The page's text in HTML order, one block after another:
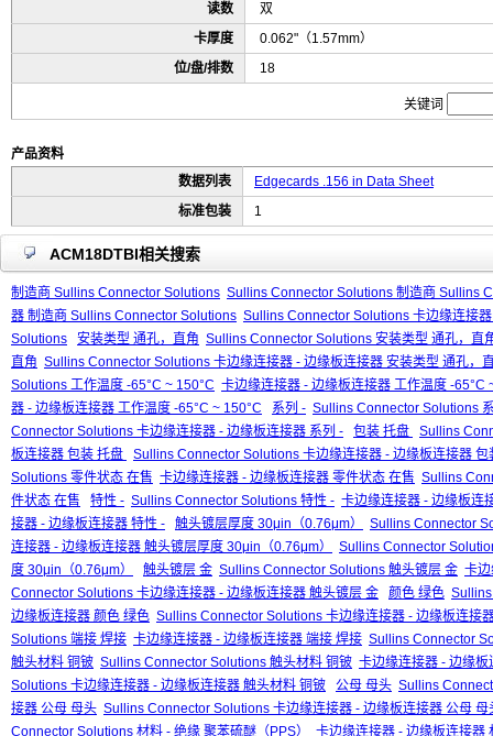
读数
双
卡厚度
0.062"（1.57mm）
位/盘/排数
18
关键词
产品资料
数据列表
Edgecards .156 in Data Sheet
标准包装
1
ACM18DTBI相关搜索
制造商 Sullins Connector Solutions Sullins Connector Solutions 制造商 Sullins
器 制造商 Sullins Connector Solutions Sullins Connector Solutions 卡边缘连接
Solutions
安装类型 通孔，直角 Sullins Connector Solutions 安装类型 通孔，直
直角 Sullins Connector Solutions 卡边缘连接器 - 边缘板连接器 安装类型 通孔，
Solutions 工作温度 -65°C ~ 150°C 卡边缘连接器 - 边缘板连接器 工作温度 -65°C
器 - 边缘板连接器 工作温度 -65°C ~ 150°C
系列 - Sullins Connector Solutions
Connector Solutions 卡边缘连接器 - 边缘板连接器 系列 -
包装 托盘
Sullins
板连接器 包装 托盘
Sullins Connector Solutions 卡边缘连接器 - 边缘板连接器
Solutions 零件状态 在售 卡边缘连接器 - 边缘板连接器 零件状态 在售 Sullins
件状态 在售
特性 - Sullins Connector Solutions 特性 - 卡边缘连接器 - 边缘板连
接器 - 边缘板连接器 特性 -
触头镀层厚度 30μin（0.76μm）
Sullins Connector
连接器 - 边缘板连接器 触头镀层厚度 30μin（0.76μm）
Sullins Connector
度 30μin（0.76μm）
触头镀层 金 Sullins Connector Solutions 触头镀层 金 卡
Connector Solutions 卡边缘连接器 - 边缘板连接器 触头镀层 金
颜色 绿色
边缘板连接器 颜色 绿色 Sullins Connector Solutions 卡边缘连接器 - 边缘板连接
Solutions 端接 焊接 卡边缘连接器 - 边缘板连接器 端接 焊接 Sullins Connector
触头材料 铜铍 Sullins Connector Solutions 触头材料 铜铍 卡边缘连接器 - 边缘
Solutions 卡边缘连接器 - 边缘板连接器 触头材料 铜铍
公母 母头 Sullins
接器 公母 母头 Sullins Connector Solutions 卡边缘连接器 - 边缘板连接器 公母 母
Connector Solutions 材料 - 绝缘 聚苯硫醚（PPS）
卡边缘连接器 - 边缘板连接器